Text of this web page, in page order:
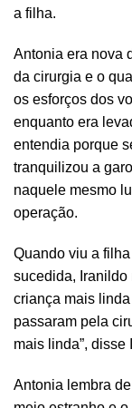
a filha.
Antonia era nova
da cirurgia e o
os esforços dos
enquanto era
entendia porque
tranquilizou a
naquele mesmo
operação.
Quando viu a
sucedida, Iranildo
criança mais
passaram pela
mais linda”, disse
Antonia lembra